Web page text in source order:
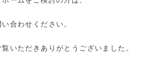
合わせください。
いただきありがとうございました。